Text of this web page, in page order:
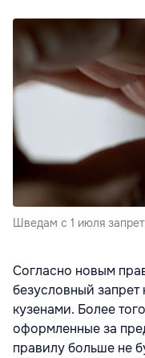
Шведам с 1 июля
Согласно новым
безусловный
кузенами. Более
оформленные за
правилу больше не